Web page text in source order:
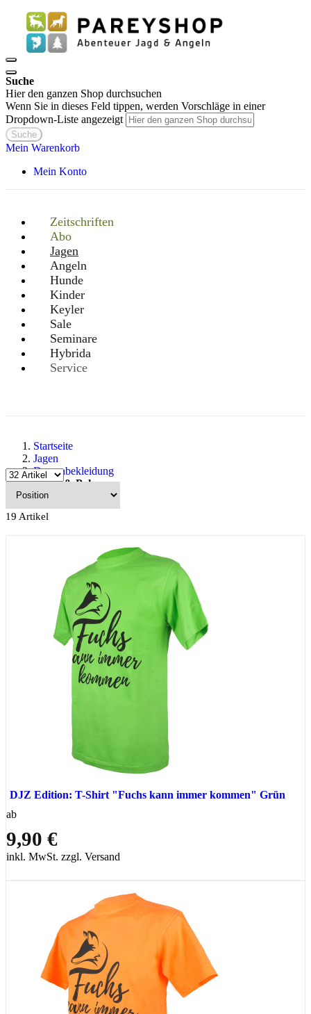
Suche
Hier den ganzen Shop durchsuchen
Wenn Sie in dieses Feld tippen, werden Vorschläge in einer
Dropdown-Liste angezeigt
Suche
Mein Warenkorb
Mein Konto
Zeitschriften
Abo
Jagen
Angeln
Hunde
Kinder
Keyler
Sale
Seminare
Hybrida
Service
Startseite
Jagen
Damenbekleidung
Shirts & Polos
19 Artikel
DJZ Edition: T-Shirt "Fuchs kann immer kommen" Grün
ab
9,90 €
inkl. MwSt. zzgl. Versand